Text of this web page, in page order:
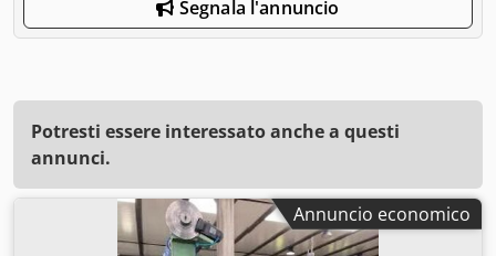
Segnala l'annuncio
Potresti essere interessato anche a questi
annunci.
Annuncio economico